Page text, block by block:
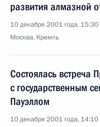
развития алмазной
10 декабря 2001 года, 15:30
Москва, Кремль
Состоялась встреча
с государственным
Пауэллом
10 декабря 2001 года, 14:10